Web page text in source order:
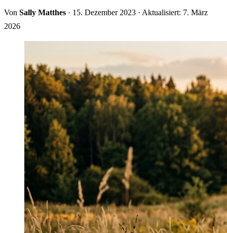
Von Sally Matthes · 15. Dezember 2023 · Aktualisiert: 7. März
2026